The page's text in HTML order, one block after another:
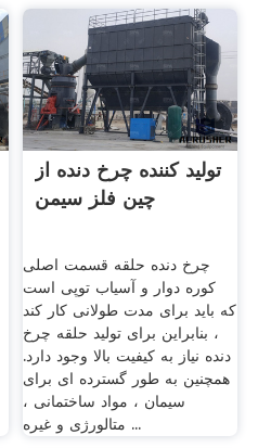
تولید کننده چرخ دنده از
چین فلز سیمن
چرخ دنده حلقه قسمت اصلی
کوره دوار و آسیاب توپی است
که باید برای مدت طولانی کار کند
، بنابراین برای تولید حلقه چرخ
دنده نیاز به کیفیت بالا وجود دارد.
همچنین به طور گسترده ای برای
سیمان ، مواد ساختمانی ،
متالورژی و غیره ...